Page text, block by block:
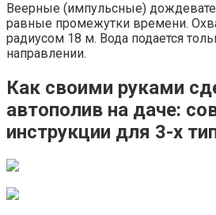
Веерные (импульсные)
равные промежутки времени.
радиусом 18 м. Вода подается
направлении.
Как своими руками
автополив на даче:
инструкции для 3-х